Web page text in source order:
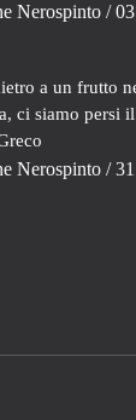
Nerospinto /
a un frutto
ci siamo persi
Nerospinto /